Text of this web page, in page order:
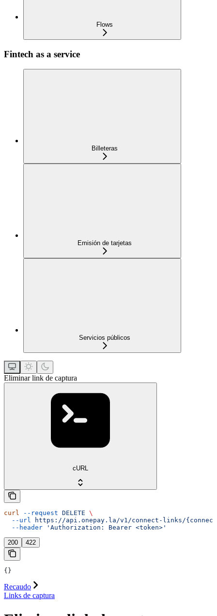
Flows
Fintech as a service
Billeteras
Emisión de tarjetas
Servicios públicos
Eliminar link de captura
cURL
curl --request DELETE \
  --url
https://api.onepay.la/v1/connect-links/
  --header
'Authorization: Bearer <token>'
200 422
{}
Recaudo
Links de captura